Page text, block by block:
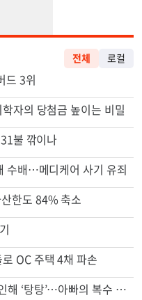
전체 로컬
드 3위
자의 당첨금 높이는 비밀
불 깎이나
수배…메디케어 사기 유죄
한도 84% 축소
OC 주택 4채 파손
“내 딸 건드렸지” 성폭행범 유인해 ‘탕탕’…아빠의 복수 결말